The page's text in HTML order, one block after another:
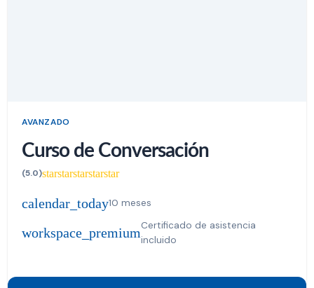
AVANZADO
Curso de Conversación
(5.0)starstarstarstarstar
calendar_today10 meses
workspace_premiumCertificado de asistencia
incluido